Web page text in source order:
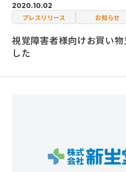
2020.10.02
プレスリリース お知らせ
視覚障害者様向けお買い
した